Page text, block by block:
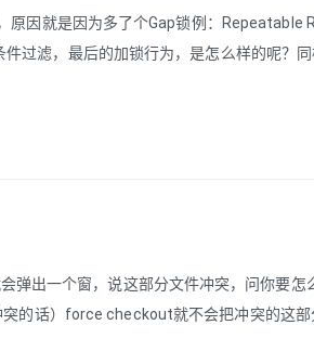
因就是因为多了个Gap锁例：Repeatable
过滤，最后的加锁行为，是怎么样的呢？
弹出一个窗，说这部分文件冲突，问你要
的话）force checkout就不会把冲突的这部